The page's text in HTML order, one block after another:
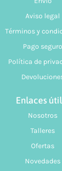
Aviso legal
Términos y
Pago seguro
Política de
Enlaces
Nosotros
Talleres
Ofertas
Novedades